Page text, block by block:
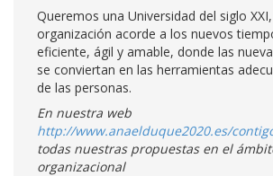
Queremos una Universidad del siglo
organización acorde a los nuevos
eficiente, ágil y amable, donde las
se conviertan en las herramientas
de las personas.
En nuestra web
http://www.anaelduque2020.es/
todas nuestras propuestas en el
organizacional